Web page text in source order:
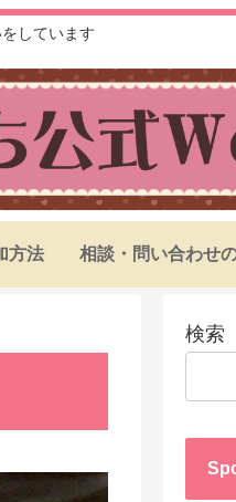
しています
方法 相談・問い合わせ
検索